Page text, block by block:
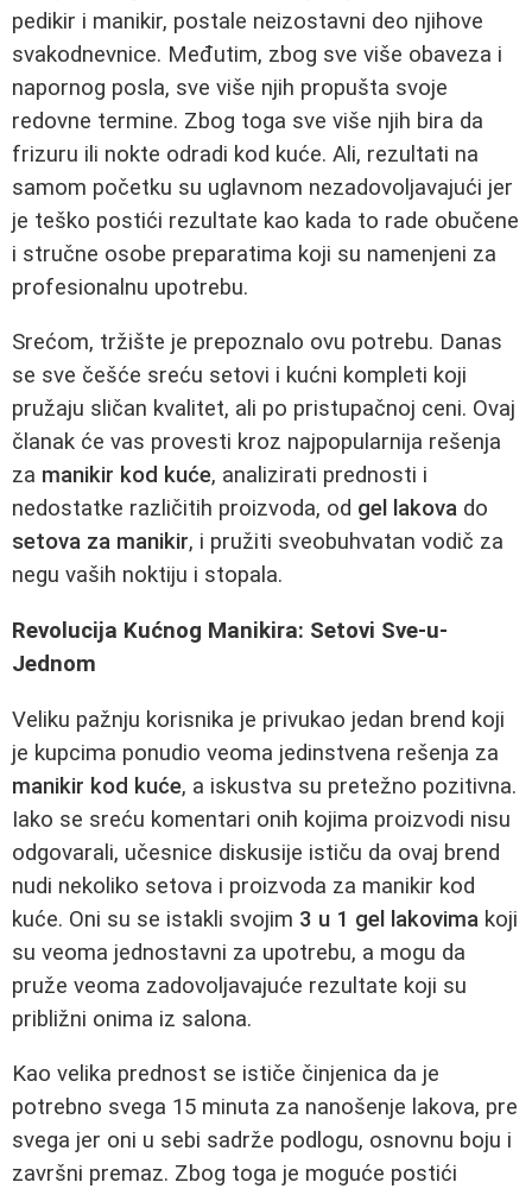
pedikir i manikir, postale neizostavni deo njihove
svakodnevnice. Međutim, zbog sve više obaveza i
napornog posla, sve više njih propušta svoje
redovne termine. Zbog toga sve više njih bira da
frizuru ili nokte odradi kod kuće. Ali, rezultati na
samom početku su uglavnom nezadovoljavajući jer
je teško postići rezultate kao kada to rade obučene
i stručne osobe preparatima koji su namenjeni za
profesionalnu upotrebu.
Srećom, tržište je prepoznalo ovu potrebu. Danas
se sve češće sreću setovi i kućni kompleti koji
pružaju sličan kvalitet, ali po pristupačnoj ceni. Ovaj
članak će vas provesti kroz najpopularnija rešenja
za manikir kod kuće, analizirati prednosti i
nedostatke različitih proizvoda, od gel lakova do
setova za manikir, i pružiti sveobuhvatan vodič za
negu vaših noktiju i stopala.
Revolucija Kućnog Manikira: Setovi Sve-u-
Jednom
Veliku pažnju korisnika je privukao jedan brend koji
je kupcima ponudio veoma jedinstvena rešenja za
manikir kod kuće, a iskustva su pretežno pozitivna.
Iako se sreću komentari onih kojima proizvodi nisu
odgovarali, učesnice diskusije ističu da ovaj brend
nudi nekoliko setova i proizvoda za manikir kod
kuće. Oni su se istakli svojim 3 u 1 gel lakovima koji
su veoma jednostavni za upotrebu, a mogu da
pruže veoma zadovoljavajuće rezultate koji su
približni onima iz salona.
Kao velika prednost se ističe činjenica da je
potrebno svega 15 minuta za nanošenje lakova, pre
svega jer oni u sebi sadrže podlogu, osnovnu boju i
završni premaz. Zbog toga je moguće postići